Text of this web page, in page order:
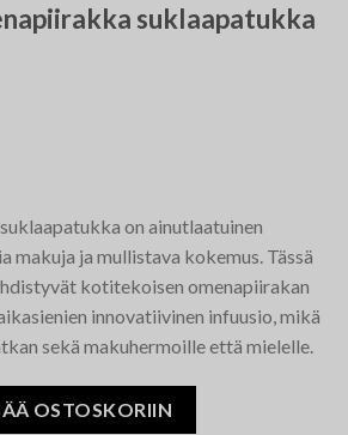
suklaapatukka
on ainutlaatuinen
makuja ja mullistava kokemus. Tässä
kotitekoisen omenapiirakan
innovatiivinen infuusio, mikä
sekä makuhermoille että mielelle.
Bar määrä
OSTOSKORIIN